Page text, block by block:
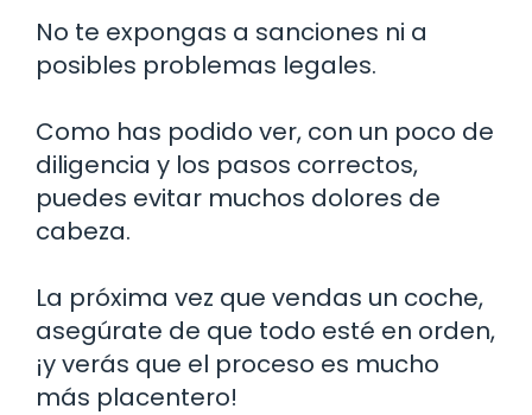
No te expongas a sanciones ni a
posibles problemas legales.
Como has podido ver, con un poco de
diligencia y los pasos correctos,
puedes evitar muchos dolores de
cabeza.
La próxima vez que vendas un coche,
asegúrate de que todo esté en orden,
¡y verás que el proceso es mucho
más placentero!